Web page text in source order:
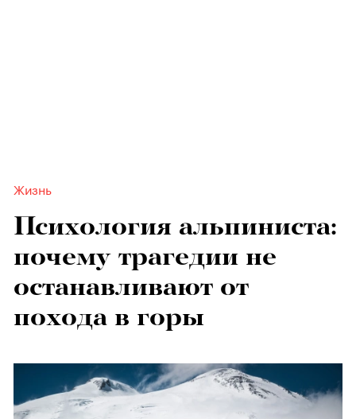
Жизнь
Психология альпиниста:
почему трагедии не
останавливают от
похода в горы